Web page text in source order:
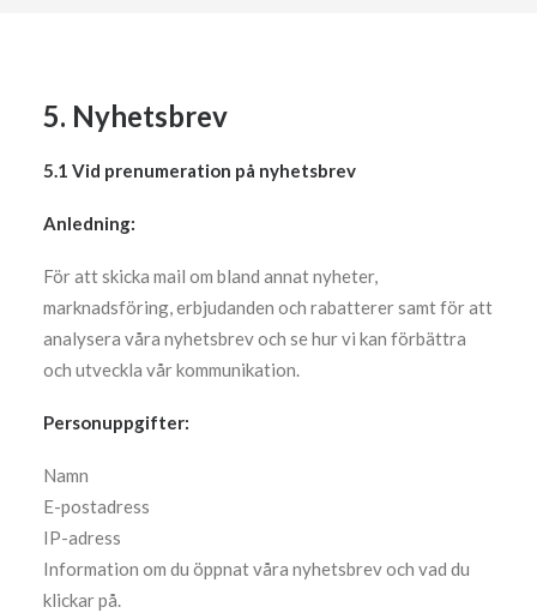
5. Nyhetsbrev
5.1 Vid prenumeration på nyhetsbrev
Anledning:
För att skicka mail om bland annat nyheter,
marknadsföring, erbjudanden och rabatterer samt för att
analysera våra nyhetsbrev och se hur vi kan förbättra
och utveckla vår kommunikation.
Personuppgifter:
Namn
E-postadress
IP-adress
Information om du öppnat våra nyhetsbrev och vad du
klickar på.